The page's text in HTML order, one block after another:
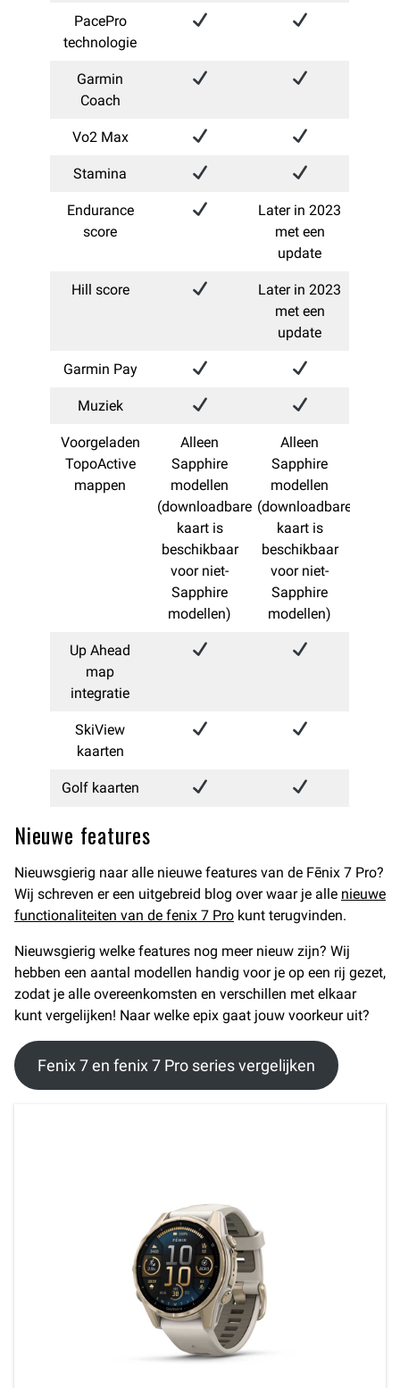
PacePro
technologie
Garmin
Coach
Vo2 Max
Stamina
Endurance
score
Later in 2023
met een
update
Hill score
Later in 2023
met een
update
Garmin Pay
Muziek
Voorgeladen
TopoActive
mappen
Alleen
Sapphire
modellen
(downloadbare
kaart is
beschikbaar
voor niet-
Sapphire
modellen)
Alleen
Sapphire
modellen
(downloadbare
kaart is
beschikbaar
voor niet-
Sapphire
modellen)
Up Ahead
map
integratie
SkiView
kaarten
Golf kaarten
Nieuwe features
Nieuwsgierig naar alle nieuwe features van de Fēnix 7 Pro?
Wij schreven er een uitgebreid blog over waar je alle nieuwe
functionaliteiten van de fenix 7 Pro kunt terugvinden.
Nieuwsgierig welke features nog meer nieuw zijn? Wij
hebben een aantal modellen handig voor je op een rij gezet,
zodat je alle overeenkomsten en verschillen met elkaar
kunt vergelijken! Naar welke epix gaat jouw voorkeur uit?
Fenix 7 en fenix 7 Pro series vergelijken